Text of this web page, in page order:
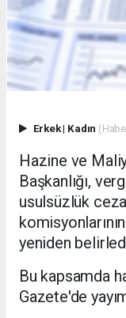
Erkek| Kadın
Hazine ve
Başkanlığı,
usulsüzlük
yeniden
Bu kapsamda
Gazete'de